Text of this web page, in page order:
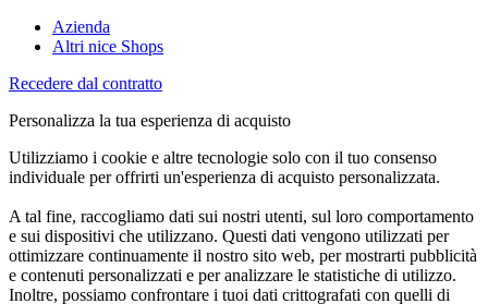
Azienda
Altri nice Shops
Recedere dal contratto
Personalizza la tua esperienza di acquisto
Utilizziamo i cookie e altre tecnologie solo con il tuo consenso
individuale per offrirti un'esperienza di acquisto personalizzata.
A tal fine, raccogliamo dati sui nostri utenti, sul loro comportamento
e sui dispositivi che utilizzano. Questi dati vengono utilizzati per
ottimizzare continuamente il nostro sito web, per mostrarti pubblicità
e contenuti personalizzati e per analizzare le statistiche di utilizzo.
Inoltre, possiamo confrontare i tuoi dati crittografati con quelli di